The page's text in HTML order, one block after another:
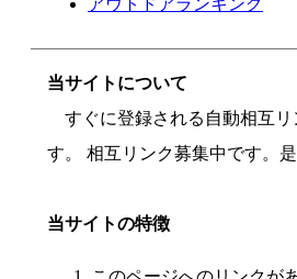
アウトドアランキング
当サイトについて
すぐに登録される自動相互リ
す。 相互リンク募集中です。
当サイトの特徴